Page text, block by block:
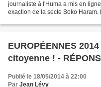
journaliste à l'Huma a mis en
exaction de la secte Boko Haram.
EUROPÉENNES
citoyenne ! -
Publié le 18/05/2014 à 22:00
Par Jean Lévy